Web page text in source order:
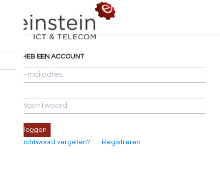
IK HEB EEN ACCOUNT
Inloggen
Wachtwoord vergeten?
Registreren